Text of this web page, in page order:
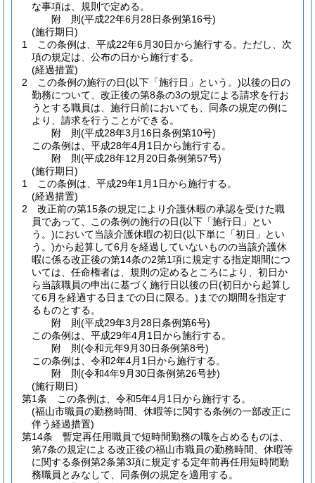
な事項は、規則で定める。
附 則(平成22年6月28日条例第16号)
(施行期日)
1
この条例は、平成22年6月30日から施行する。 ただし、次
項の規定は、公布の日から施行する。
(経過措置)
2
この条例の施行の日(以下「施行日」という。)以後の日の
勤務について、改正後の第8条の3の規定による請求を行お
うとする職員は、施行日前においても、同条の規定の例に
より、請求を行うことができる。
附 則(平成28年3月16日条例第10号)
この条例は、平成28年4月1日から施行する。
附 則(平成28年12月20日条例第57号)
(施行期日)
1
この条例は、平成29年1月1日から施行する。
(経過措置)
2
改正前の第15条の規定により介護休暇の承認を受けた職
員であって、この条例の施行の日(以下「施行日」とい
う。)において当該介護休暇の初日(以下単に「初日」とい
う。)から起算して6月を経過していないものの当該介護休
暇に係る改正後の第14条の2第1項に規定する指定期間につ
いては、任命権者は、規則の定めるところにより、初日か
ら当該職員の申出に基づく施行日以後の日(初日から起算し
て6月を経過する日までの日に限る。) までの期間を指定す
るものとする。
附 則(平成29年3月28日条例第6号)
この条例は、平成29年4月1日から施行する。
附 則(令和元年9月30日条例第8号)
この条例は、令和2年4月1日から施行する。
附 則(令和4年9月30日条例第26号抄)
(施行期日)
第1条
この条例は、令和5年4月1日から施行する。
(福山市職員の勤務時間、休暇等に関する条例の一部改正に
伴う経過措置)
第14条
暫定再任用職員で短時間勤務の職を占めるものは、
第7条の規定による改正後の福山市職員の勤務時間、休暇等
に関する条例第2条第3項に規定する定年前再任用短時間勤
務職員とみなして、同条例の規定を適用する。